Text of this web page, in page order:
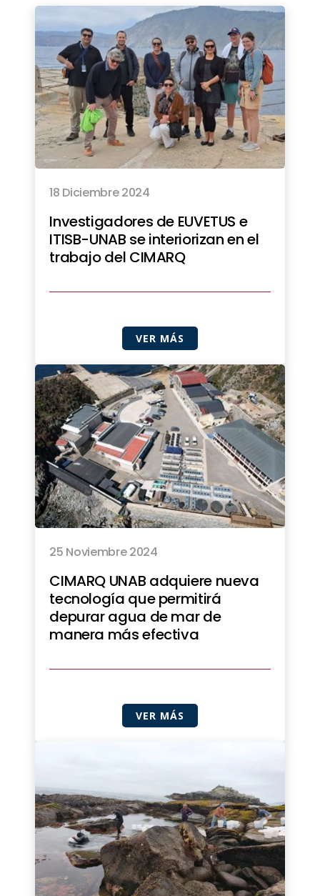
18 Diciembre 2024
Investigadores de EUVETUS e
ITISB-UNAB se interiorizan en el
trabajo del CIMARQ
VER MÁS
25 Noviembre 2024
CIMARQ UNAB adquiere nueva
tecnología que permitirá
depurar agua de mar de
manera más efectiva
VER MÁS